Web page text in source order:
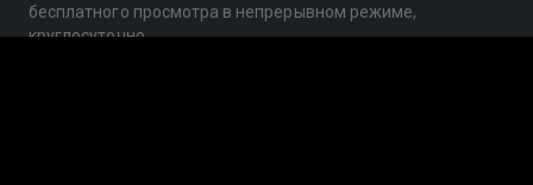
бесплатного просмотра в непрерывном режиме,
круглосуточно.